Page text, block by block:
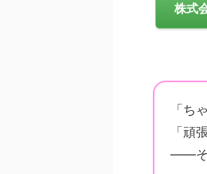
株式
「ち
「頑
——そ